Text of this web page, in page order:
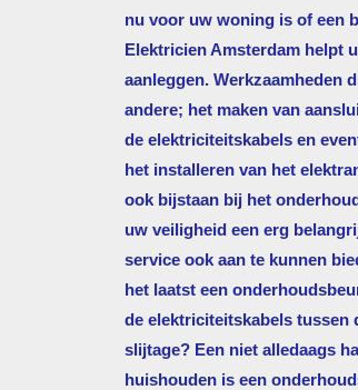
nu voor uw woning is of een
Elektricien Amsterdam helpt
aanleggen. Werkzaamheden
andere; het maken van
de elektriciteitskabels en
het installeren van het
ook bijstaan bij het
uw veiligheid een erg
service ook aan te kunnen
het laatst een
de elektriciteitskabels tussen
slijtage? Een niet alledaags
huishouden is een